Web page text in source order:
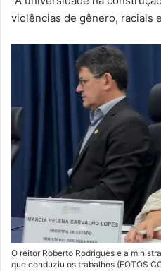
violências de gênero, raciais
O reitor Roberto Rodrigues e a
que conduziu os trabalhos (FOTOS